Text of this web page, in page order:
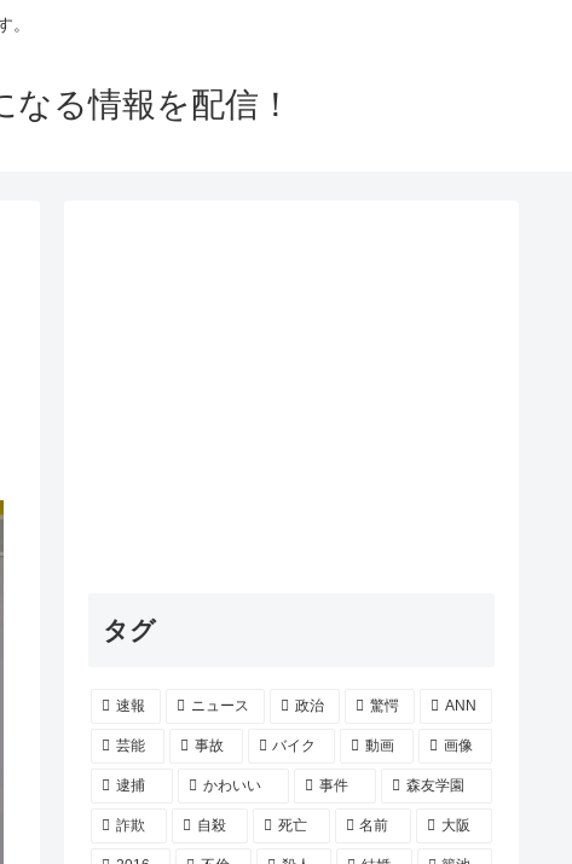
。
る情報を配信！
タグ
速報 ニュース 政治 驚愕 ANN
芸能 事故 バイク 動画 画像
逮捕 かわいい 事件 森友学園
詐欺 自殺 死亡 名前 大阪